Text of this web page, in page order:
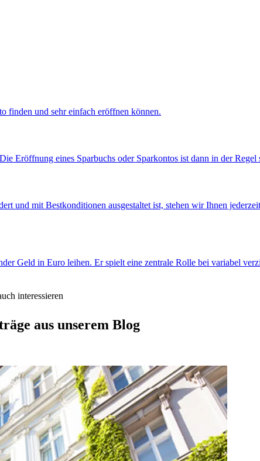
finden und sehr einfach eröffnen können.
Eröffnung eines Sparbuchs oder Sparkontos ist dann in der Regel
und mit Bestkonditionen ausgestaltet ist, stehen wir Ihnen
Geld in Euro leihen. Er spielt eine zentrale Rolle bei variabel
interessieren
aus unserem Blog